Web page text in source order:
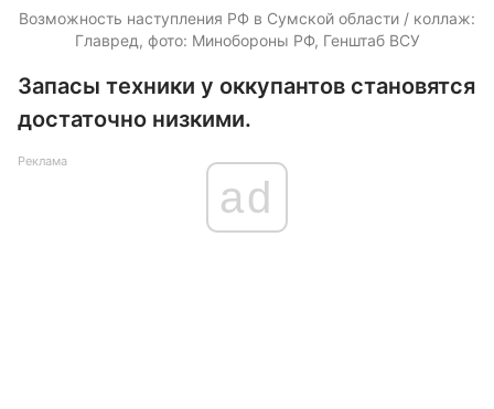
Возможность наступления РФ в Сумской области / коллаж:
Главред, фото: Минобороны РФ, Генштаб ВСУ
Запасы техники у оккупантов становятся
достаточно низкими.
Реклама
ad